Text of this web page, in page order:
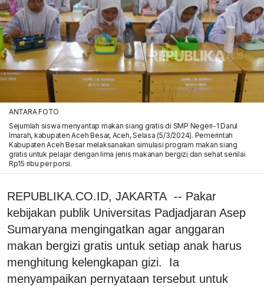
ANTARA FOTO
Sejumlah siswa menyantap makan siang gratis di SMP Negeri-1 Darul
Imarah, kabupaten Aceh Besar, Aceh, Selasa (5/3/2024). Pemerintah
Kabupaten Aceh Besar melaksanakan simulasi program makan siang
gratis untuk pelajar dengan lima jenis makanan bergizi dan sehat senilai
Rp15 ribu per porsi.
REPUBLIKA.CO.ID, JAKARTA -- Pakar
kebijakan publik Universitas Padjadjaran Asep
Sumaryana mengingatkan agar anggaran
makan bergizi gratis untuk setiap anak harus
menghitung kelengkapan gizi. Ia
menyampaikan pernyataan tersebut untuk